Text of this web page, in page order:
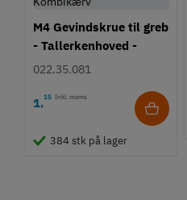
M4 Gevindskrue til greb
- Tallerkenhoved -
Krydskærv
022.35.081
1,15 Inkl. moms
384 stk på lager